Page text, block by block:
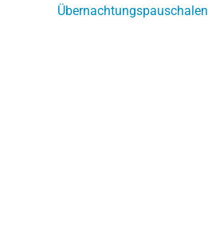
Übernachtungspauschalen